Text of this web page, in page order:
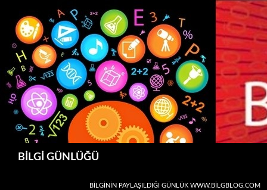
BİLGİ GÜNLÜĞÜ
BİLGİNİN PAYLAŞILDIĞI GÜNLÜK WWW.BILGBLOG.COM